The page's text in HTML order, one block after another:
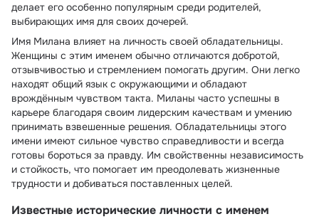
делает его особенно популярным среди родителей,
выбирающих имя для своих дочерей.
Имя Милана влияет на личность своей обладательницы.
Женщины с этим именем обычно отличаются добротой,
отзывчивостью и стремлением помогать другим. Они легко
находят общий язык с окружающими и обладают
врождённым чувством такта. Миланы часто успешны в
карьере благодаря своим лидерским качествам и умению
принимать взвешенные решения. Обладательницы этого
имени имеют сильное чувство справедливости и всегда
готовы бороться за правду. Им свойственны независимость
и стойкость, что помогает им преодолевать жизненные
трудности и добиваться поставленных целей.
Известные исторические личности с именем